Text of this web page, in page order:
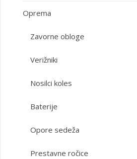
Oprema
Zavorne obloge
Verižniki
Nosilci koles
Baterije
Opore sedeža
Prestavne ročice